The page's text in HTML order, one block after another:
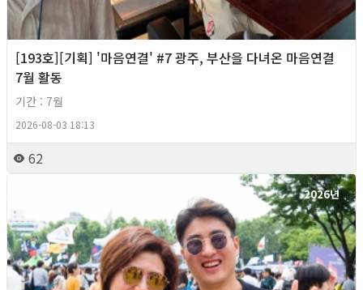
[193호][기획] '마음연결' #7 광주, 부산을 다녀온 마음연결
7월 활동
기간 : 7월
2026-08-03 18:13
62
2026년